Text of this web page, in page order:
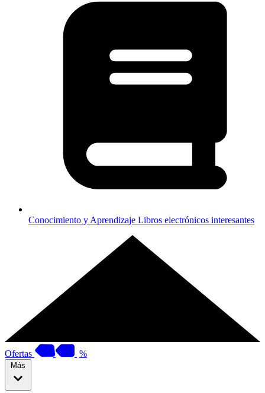
Conocimiento y Aprendizaje Libros electrónicos interesantes
Ofertas %
Más